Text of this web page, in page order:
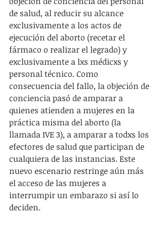
de salud, al reducir su alcance
exclusivamente a los actos de
ejecución del aborto (recetar el
fármaco o realizar el legrado) y
exclusivamente a lxs médicxs y
personal técnico. Como
consecuencia del fallo, la objeción de
conciencia pasó de amparar a
quienes atienden a mujeres en la
práctica misma del aborto (la
llamada IVE 3), a amparar a todxs los
efectores de salud que participan de
cualquiera de las instancias. Este
nuevo escenario restringe aún más
el acceso de las mujeres a
interrumpir un embarazo si así lo
deciden.